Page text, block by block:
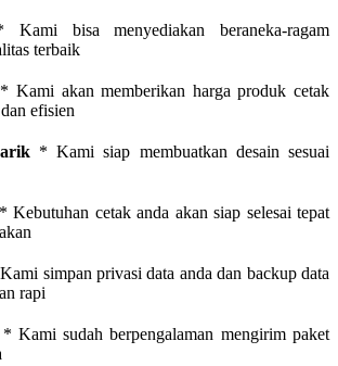
Kami bisa menyediakan beraneka-ragam
terbaik
Kami akan memberikan harga produk cetak
efisien
* Kami siap membuatkan desain sesuai
* Kebutuhan cetak anda akan siap selesai tepat
simpan privasi data anda dan backup data
rapi
* Kami sudah berpengalaman mengirim paket